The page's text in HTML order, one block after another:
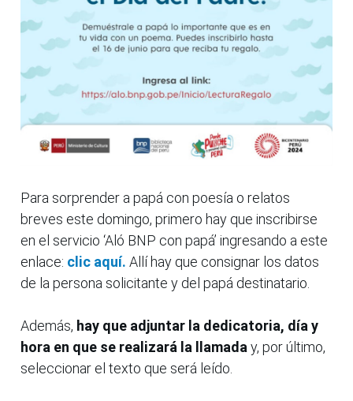
Para sorprender a papá con poesía o relatos
breves este domingo, primero hay que inscribirse
en el servicio ‘Aló BNP con papá’ ingresando a este
enlace: clic aquí. Allí hay que consignar los datos
de la persona solicitante y del papá destinatario.
Además, hay que adjuntar la dedicatoria, día y
hora en que se realizará la llamada y, por último,
seleccionar el texto que será leído.